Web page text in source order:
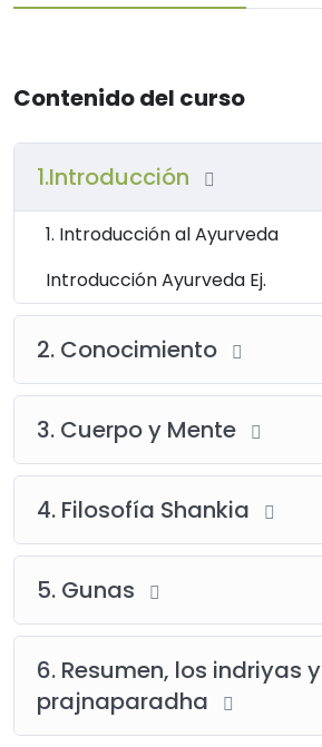
Contenido del curso
1.Introducción
1. Introducción al Ayurveda
Introducción Ayurveda Ej.
2. Conocimiento
3. Cuerpo y Mente
4. Filosofía Shankia
5. Gunas
6. Resumen, los indriyas y
prajnaparadha